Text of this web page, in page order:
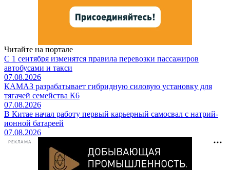
Читайте на портале
С 1 сентября изменятся правила перевозки пассажиров
автобусами и такси
07.08.2026
КАМАЗ разрабатывает гибридную силовую установку для
тягачей семейства К6
07.08.2026
В Китае начал работу первый карьерный самосвал с натрий-
ионной батареей
07.08.2026
РЕКЛАМА